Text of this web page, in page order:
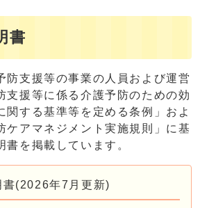
書
防支援等の事業の人員および運営
支援等に係る介護予防のための効
関する基準等を定める条例」およ
ケアマネジメント実施規則」に基
書を掲載しています。
書(2026年7月更新)